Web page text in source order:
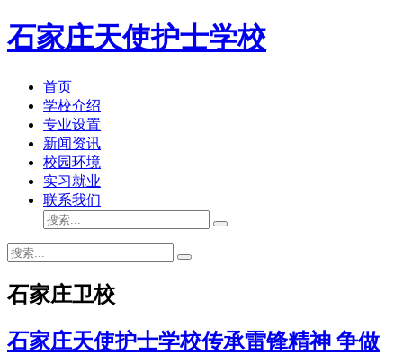
石家庄天使护士学校
首页
学校介绍
专业设置
新闻资讯
校园环境
实习就业
联系我们
石家庄卫校
石家庄天使护士学校传承雷锋精神 争做